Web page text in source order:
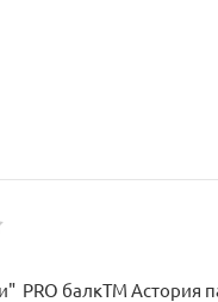
PRO балкТМ Астория